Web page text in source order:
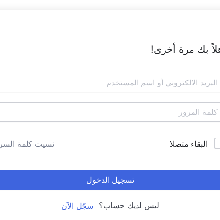
بك مرة أخرى!
البقاء متصلا نسيت كلمة
تسجيل الدخول
ليس لديك حساب؟ سجّل الآن